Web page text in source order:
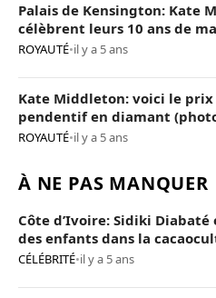
Palais de Kensington: Kate
célèbrent leurs 10 ans de
ROYAUTÉ•il y a 5 ans
Kate Middleton: voici le prix
pendentif en diamant
ROYAUTÉ•il y a 5 ans
À NE PAS MANQUER
Côte d’Ivoire: Sidiki
des enfants dans la
CÉLÉBRITÉ•il y a 5 ans